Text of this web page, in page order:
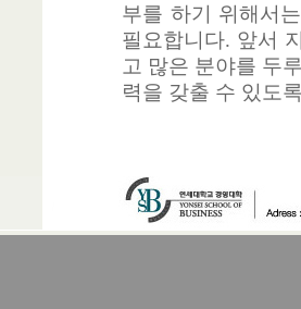
부를 하기 위해서
필요합니다. 앞서
고 많은 분야를 두
력을 갖출 수 있도